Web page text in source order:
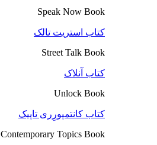
Speak Now Book
کتاب استریت تالک
Street Talk Book
کتاب آنلاک
Unlock Book
کتاب کانتمپورِری تاپیک
Contemporary Topics Book